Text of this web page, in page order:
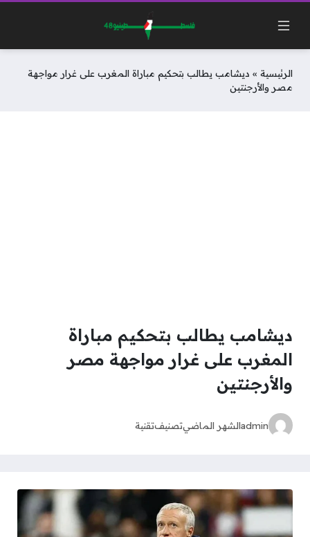
الرئيسية » ديشامب يطالب بتحكيم مباراة المغرب على غرار مواجهة
مصر والأرجنتين
ديشامب يطالب بتحكيم مباراة
المغرب على غرار مواجهة مصر
والأرجنتين
adminالشهر الماضيتصنيفتقنية